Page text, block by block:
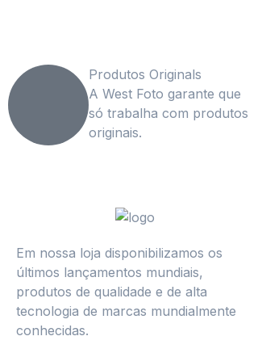
Produtos Originals
A West Foto garante que
só trabalha com produtos
originais.
Em nossa loja disponibilizamos os
últimos lançamentos mundiais,
produtos de qualidade e de alta
tecnologia de marcas mundialmente
conhecidas.